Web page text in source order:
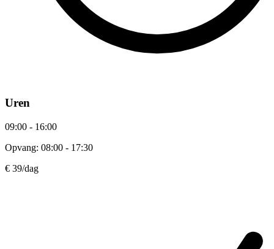
Uren
09:00 - 16:00
Opvang: 08:00 - 17:30
€ 39/dag